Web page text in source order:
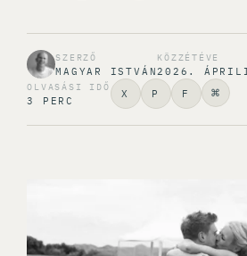
SZERZŐ
MAGYAR ISTVÁN
KÖZZÉTÉVE
2026.
OLVASÁSI IDŐ
3 PERC
X P F ⌘